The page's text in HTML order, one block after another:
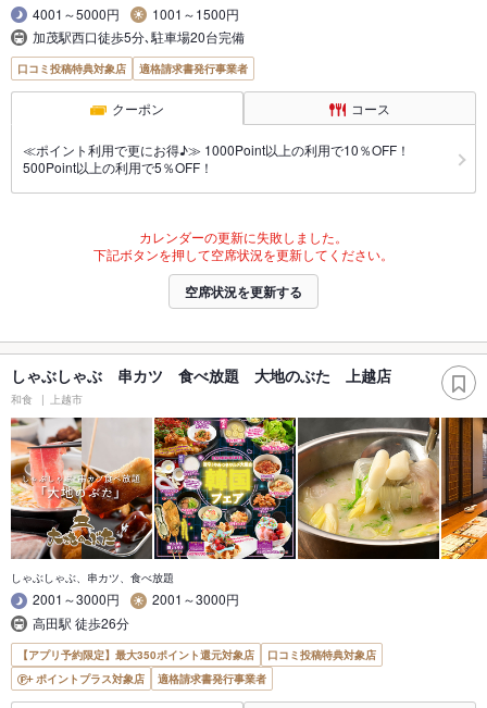
4001～5000円
1001～1500円
加茂駅西口徒歩5分､駐車場20台完備
口コミ投稿特典対象店 適格請求書発行事業者
クーポン コース
≪ポイント利用で更にお得♪≫ 1000Point以上の利用で10％OFF！
500Point以上の利用で5％OFF！
カレンダーの更新に失敗しました。
下記ボタンを押して空席状況を更新してください。
空席状況を更新する
しゃぶしゃぶ 串カツ 食べ放題 大地のぶた 上越店
和食 上越市
しゃぶしゃぶ、串カツ、食べ放題
2001～3000円
2001～3000円
高田駅 徒歩26分
【アプリ予約限定】最大350ポイント還元対象店
口コミ投稿特典対象店
ポイントプラス対象店
適格請求書発行事業者